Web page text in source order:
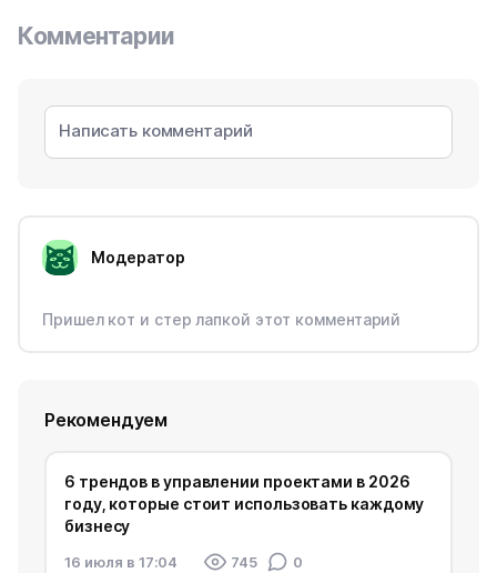
Комментарии
Модератор
Пришел кот и стер лапкой этот комментарий
Рекомендуем
6 трендов в управлении проектами в 2026
году, которые стоит использовать каждому
бизнесу
16 июля в 17:04 745 0